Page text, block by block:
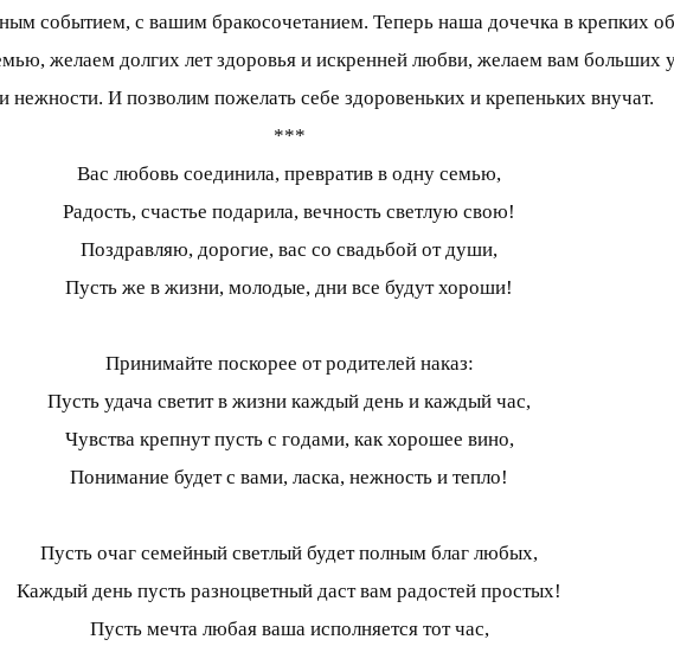
событием, с вашим бракосочетанием. Теперь наша дочечка в крепких
желаем долгих лет здоровья и искренней любви, желаем вам больших
нежности. И позволим пожелать себе здоровеньких и крепеньких внучат.
***
Вас любовь соединила, превратив в одну семью,
Радость, счастье подарила, вечность светлую свою!
Поздравляю, дорогие, вас со свадьбой от души,
Пусть же в жизни, молодые, дни все будут хороши!
Принимайте поскорее от родителей наказ:
Пусть удача светит в жизни каждый день и каждый час,
Чувства крепнут пусть с годами, как хорошее вино,
Понимание будет с вами, ласка, нежность и тепло!
Пусть очаг семейный светлый будет полным благ любых,
Каждый день пусть разноцветный даст вам радостей простых!
Пусть мечта любая ваша исполняется тот час,